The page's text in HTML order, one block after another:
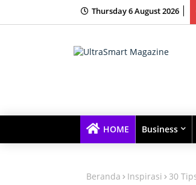
Thursday 6 August 2026
News Math Science education
HOME Business
Beranda Inspirasi 30